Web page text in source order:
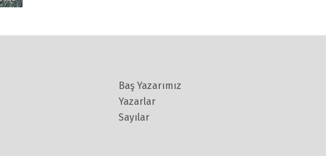
Baş Yazarımız
Yazarlar
Sayılar